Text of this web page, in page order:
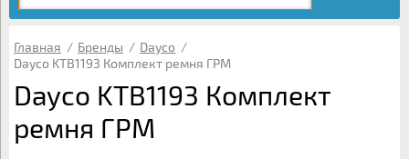
Главная / Бренды / Dayco /
Dayco KTB1193 Комплект ремня ГРМ
Dayco KTB1193 Комплект
ремня ГРМ